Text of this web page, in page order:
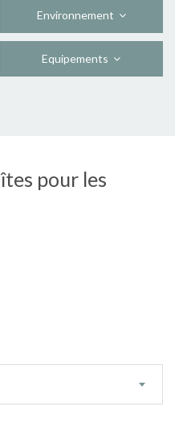
Environnement
Equipements
pour les